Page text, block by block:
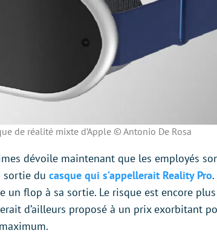
de réalité mixte d’Apple © Antonio De Rosa
dévoile maintenant que les employés
sortie du casque qui s’appellerait Reality Pro
un flop à sa sortie. Le risque est encore
d’ailleurs proposé à un prix exorbitant